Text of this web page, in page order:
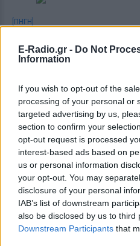
E-Radio.gr - Do Not
Information
If you wish to opt-out of the
processing of your personal or
targeted advertising by us,
section to confirm your
opt-out request is processed
interest-based ads based on
us or personal information
your opt-out. You may
disclosure of your personal
IAB’s list of downstream
also be disclosed by us to third
Downstream Participants that
[ΠΗΓΗ]